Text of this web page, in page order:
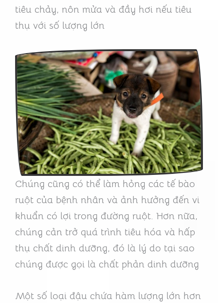
tiêu chảy, nôn mửa và đầy hơi nếu tiêu
thụ với số lượng lớn
Chúng cũng có thể làm hỏng các tế bào
ruột của bệnh nhân và ảnh hưởng đến vi
khuẩn có lợi trong đường ruột. Hơn nữa,
chúng cản trở quá trình tiêu hóa và hấp
thụ chất dinh dưỡng, đó là lý do tại sao
chúng được gọi là chất phản dinh dưỡng
Một số loại đậu chứa hàm lượng lớn hơn